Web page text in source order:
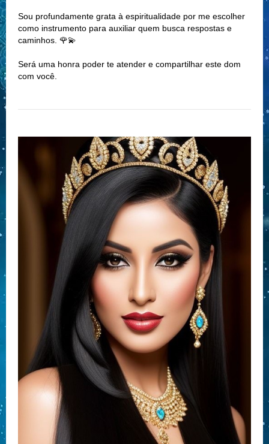
Sou profundamente grata à espiritualidade por me escolher
como instrumento para auxiliar quem busca respostas e
caminhos. 🌹💫
Será uma honra poder te atender e compartilhar este dom
com você.